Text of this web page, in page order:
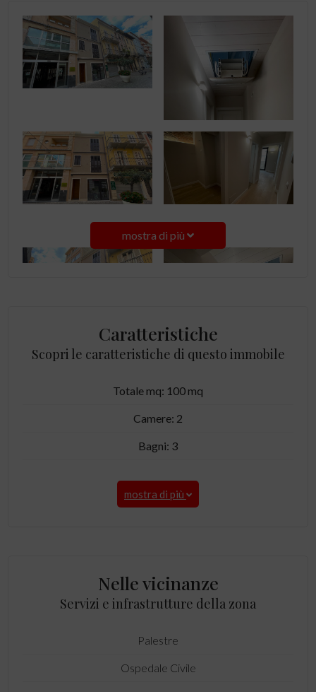
mostra di più
Caratteristiche
Scopri le caratteristiche di questo immobile
Totale mq: 100 mq
Camere: 2
Bagni: 3
mostra di più
Nelle vicinanze
Servizi e infrastrutture della zona
Palestre
Ospedale Civile